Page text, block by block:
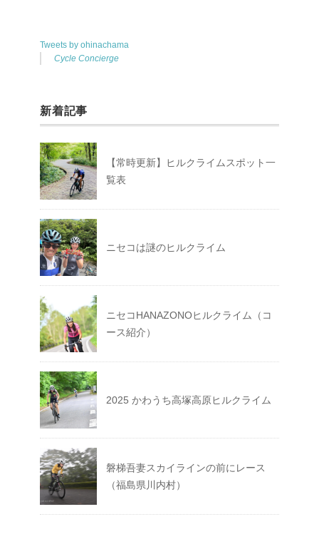
Tweets by ohinachama
Cycle Concierge
新着記事
【常時更新】ヒルクライムスポット一
覧表
ニセコは謎のヒルクライム
ニセコHANAZONOヒルクライム（コ
ース紹介）
2025 かわうち高塚高原ヒルクライム
磐梯吾妻スカイラインの前にレース
（福島県川内村）